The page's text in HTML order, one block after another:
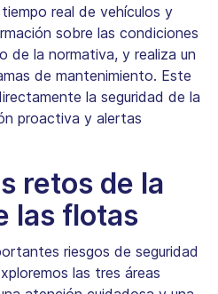
real de vehículos y
sobre las condiciones
de la normativa, y realiza un
de mantenimiento. Este
la seguridad de la
proactiva y alertas
retos de la
las flotas
riesgos de seguridad
las tres áreas